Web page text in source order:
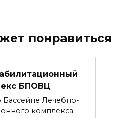
понравиться
БПОВЦ
Лечебно-
комплекса